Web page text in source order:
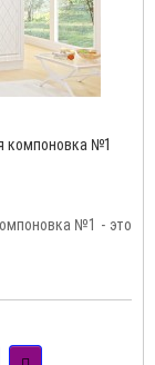
компоновка №1
№1 - это